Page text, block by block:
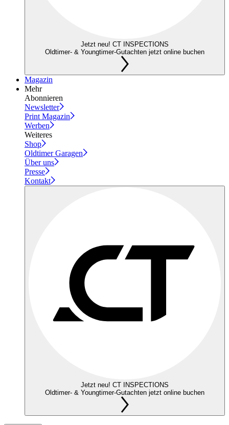
Jetzt neu! CT INSPECTIONS
Oldtimer- & Youngtimer-Gutachten jetzt online buchen
Magazin
Mehr
Abonnieren
Newsletter
Print Magazin
Werben
Weiteres
Shop
Oldtimer Garagen
Über uns
Presse
Kontakt
Jetzt neu! CT INSPECTIONS
Oldtimer- & Youngtimer-Gutachten jetzt online buchen